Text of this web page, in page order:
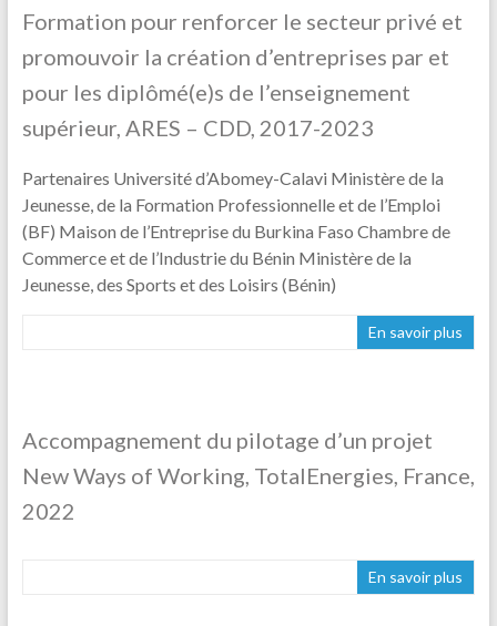
Formation pour renforcer le secteur privé et
promouvoir la création d’entreprises par et
pour les diplômé(e)s de l’enseignement
supérieur, ARES – CDD, 2017-2023
Partenaires Université d’Abomey-Calavi Ministère de la
Jeunesse, de la Formation Professionnelle et de l’Emploi
(BF) Maison de l’Entreprise du Burkina Faso Chambre de
Commerce et de l’Industrie du Bénin Ministère de la
Jeunesse, des Sports et des Loisirs (Bénin)
En savoir plus
Accompagnement du pilotage d’un projet
New Ways of Working, TotalEnergies, France,
2022
En savoir plus